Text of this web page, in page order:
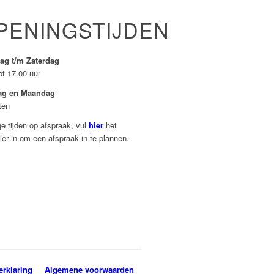
t/m Zaterdag
17.00 uur
en Maandag
tijden op afspraak, vulhier het
in om een afspraak in te plannen.
Algemene voorwaarden